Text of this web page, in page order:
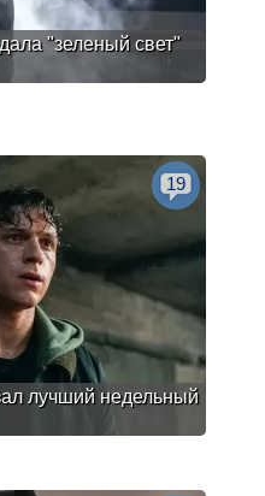
"зеленый свет"
лучший недельный
19